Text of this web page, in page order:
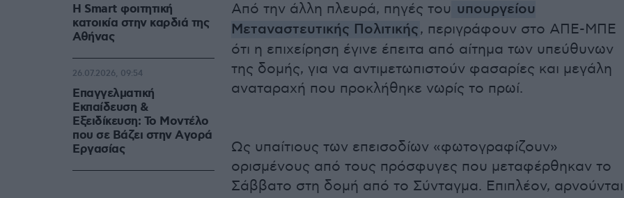
Από την άλλη πλευρά, πηγές του υπουργείου
Μεταναστευτικής Πολιτικής, περιγράφουν στο ΑΠΕ-ΜΠΕ
ότι η επιχείρηση έγινε έπειτα από αίτημα των υπεύθυνων
της δομής, για να αντιμετωπιστούν φασαρίες και μεγάλη
αναταραχή που προκλήθηκε νωρίς το πρωί.
Ως υπαίτιους των επεισοδίων «φωτογραφίζουν»
ορισμένους από τους πρόσφυγες που μεταφέρθηκαν το
Σάββατο στη δομή από το Σύνταγμα. Επιπλέον, αρνούνται
Η Smart φοιτητική
κατοικία στην καρδιά της
Αθήνας
Επαγγελματική
Εκπαίδευση &
Εξειδίκευση: Το Mοντέλο
που σε Bάζει στην Aγορά
Eργασίας
26.07.2026, 09:54